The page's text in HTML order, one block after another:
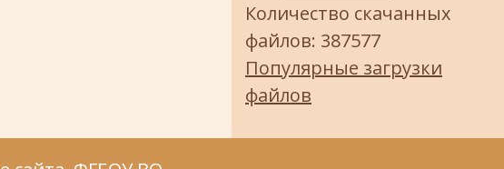
Количество скачанных
файлов: 387577
Популярные загрузки
файлов